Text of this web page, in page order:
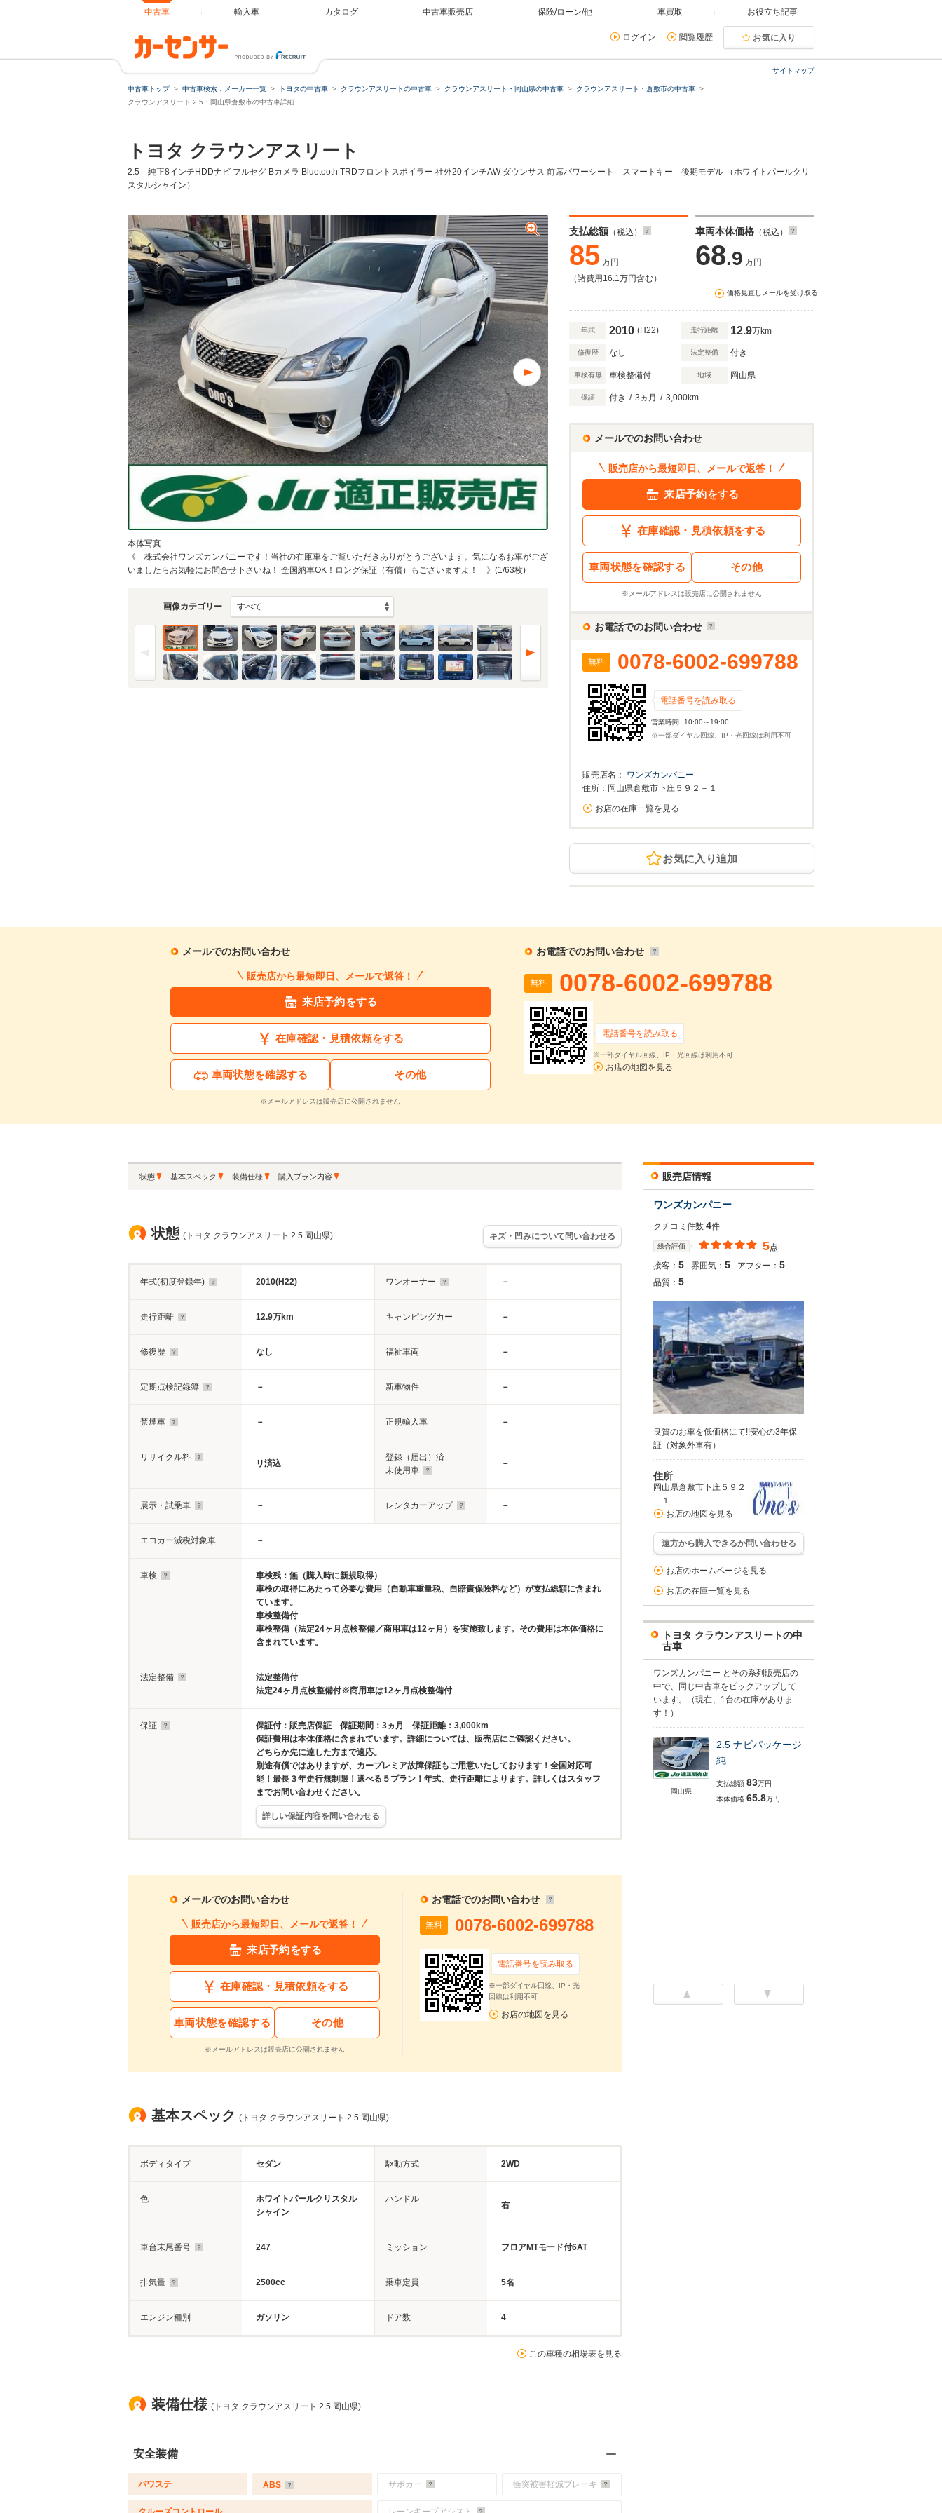
中古車 輸入車 カタログ 中古車販売店 保険/ローン/他 車買取 お役立ち記事
ログイン 閲覧履歴 お気に入り
サイトマップ
中古車トップ 中古車検索：メーカー一覧 トヨタの中古車 クラウンアスリートの中古車 クラウンアスリート・岡山県の中古車
クラウンアスリート・倉敷市の中古車
クラウンアスリート 2.5・岡山県倉敷市の中古車詳細
トヨタ クラウンアスリート
2.5 純正8インチHDDナビ フルセグ Bカメラ Bluetooth TRDフロントスポイラー 社外20インチAW ダウンサス 前席パワーシート スマートキー 後期モデル （ホワイトパールクリ
スタルシャイン）
本体写真
《 株式会社ワンズカンパニーです！当社の在庫車をご覧いただきありがとうございます。気になるお車がござ
いましたらお気軽にお問合せ下さいね！ 全国納車OK！ロング保証（有償）もございますよ！ 》(1/63枚)
画像カテゴリー
支払総額 （税込）
85 万円
（諸費用16.1万円含む）
車両本体価格 （税込）
68.9 万円
価格見直しメールを受け取る
年式 2010 (H22) 走行距離 12.9万km
修復歴 なし 法定整備 付き
車検有無 車検整備付 地域 岡山県
保証 付き / 3ヵ月 / 3,000km
メールでのお問い合わせ
販売店から最短即日、メールで返答！
来店予約をする
在庫確認・見積依頼をする
車両状態を確認する その他
※メールアドレスは販売店に公開されません
お電話でのお問い合わせ
無料 0078-6002-699788
電話番号を読み取る
営業時間
10:00～19:00
※一部ダイヤル回線、IP・光回線は利用不可
販売店名： ワンズカンパニー
住所：岡山県倉敷市下庄５９２－１
お店の在庫一覧を見る
お気に入り追加
メールでのお問い合わせ
販売店から最短即日、メールで返答！
来店予約をする
在庫確認・見積依頼をする
車両状態を確認する その他
※メールアドレスは販売店に公開されません
お電話でのお問い合わせ
無料 0078-6002-699788
電話番号を読み取る
※一部ダイヤル回線、IP・光回線は利用不可
お店の地図を見る
状態 基本スペック 装備仕様 購入プラン内容
状態 (トヨタ クラウンアスリート 2.5 岡山県) キズ・凹みについて問い合わせる
年式(初度登録年) 2010(H22) ワンオーナー －
走行距離 12.9万km キャンピングカー －
修復歴 なし 福祉車両 －
定期点検記録簿 － 新車物件 －
禁煙車 － 正規輸入車 －
リサイクル料
リ済込
登録（届出）済
未使用車
－
展示・試乗車 － レンタカーアップ －
エコカー減税対象車 －
車検
車検残：無（購入時に新規取得）
車検の取得にあたって必要な費用（自動車重量税、自賠責保険料など）が支払総額に含まれ
ています。
車検整備付
車検整備（法定24ヶ月点検整備／商用車は12ヶ月）を実施致します。その費用は本体価格に
含まれています。
法定整備
法定整備付
法定24ヶ月点検整備付※商用車は12ヶ月点検整備付
保証
保証付：販売店保証 保証期間：3ヵ月 保証距離：3,000km
保証費用は本体価格に含まれています。詳細については、販売店にご確認ください。
どちらか先に達した方まで適応。
別途有償ではありますが、カープレミア故障保証もご用意いたしております！全国対応可
能！最長３年走行無制限！選べる５プラン！年式、走行距離によります。詳しくはスタッフ
までお問い合わせください。
詳しい保証内容を問い合わせる
メールでのお問い合わせ
販売店から最短即日、メールで返答！
来店予約をする
在庫確認・見積依頼をする
車両状態を確認する その他
※メールアドレスは販売店に公開されません
お電話でのお問い合わせ
無料 0078-6002-699788
電話番号を読み取る
※一部ダイヤル回線、IP・光
回線は利用不可
お店の地図を見る
基本スペック (トヨタ クラウンアスリート 2.5 岡山県)
ボディタイプ セダン 駆動方式 2WD
色
ホワイトパールクリスタル
シャイン
ハンドル
右
車台末尾番号 247 ミッション フロアMTモード付6AT
排気量 2500cc 乗車定員 5名
エンジン種別 ガソリン ドア数 4
この車種の相場表を見る
装備仕様 (トヨタ クラウンアスリート 2.5 岡山県)
安全装備
パワステ ABS サポカー 衝突被害軽減ブレーキ
販売店情報
ワンズカンパニー
クチコミ件数 4件
総合評価 5点
接客： 5 雰囲気： 5 アフター： 5
品質： 5
良質のお車を低価格にて!!安心の3年保
証（対象外車有）
住所
岡山県倉敷市下庄５９２
－１
お店の地図を見る
遠方から購入できるか問い合わせる
お店のホームページを見る
お店の在庫一覧を見る
トヨタ クラウンアスリートの中
古車
ワンズカンパニー とその系列販売店の
中で、同じ中古車をピックアップして
います。（現在、1台の在庫がありま
す！）
岡山県
2.5 ナビパッケージ
純...
支払総額 83万円
本体価格 65.8万円